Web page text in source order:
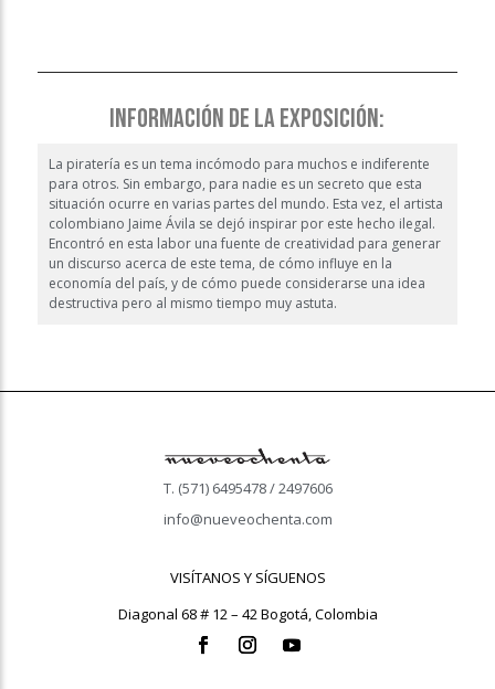
INFORMACIÓN DE LA EXPOSICIÓN:
La piratería es un tema incómodo para muchos e indiferente
para otros. Sin embargo, para nadie es un secreto que esta
situación ocurre en varias partes del mundo. Esta vez, el artista
colombiano Jaime Ávila se dejó inspirar por este hecho ilegal.
Encontró en esta labor una fuente de creatividad para generar
un discurso acerca de este tema, de cómo influye en la
economía del país, y de cómo puede considerarse una idea
destructiva pero al mismo tiempo muy astuta.
T. (571) 6495478 / 2497606
info@nueveochenta.com
VISÍTANOS Y SÍGUENOS
Diagonal 68 # 12 – 42 Bogotá, Colombia